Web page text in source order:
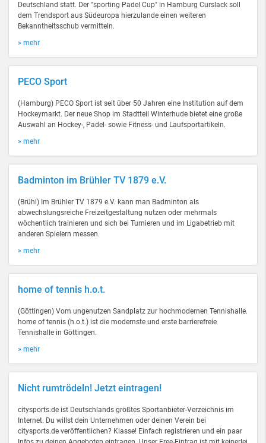
Deutschland statt. Der "sporting Padel Cup" in Hamburg Curslack soll
dem Trendsport aus Südeuropa hierzulande einen weiteren
Bekanntheitsschub vermitteln.
» mehr
PECO Sport
(Hamburg) PECO Sport ist seit über 50 Jahren eine Institution auf dem
Hockeymarkt. Der neue Shop im Stadtteil Winterhude bietet eine große
Auswahl an Hockey-, Padel- sowie Fitness- und Laufsportartikeln.
» mehr
Badminton im Brühler TV 1879 e.V.
(Brühl) Im Brühler TV 1879 e.V. kann man Badminton als
abwechslungsreiche Freizeitgestaltung nutzen oder mehrmals
wöchentlich trainieren und sich bei Turnieren und im Ligabetrieb mit
anderen Spielern messen.
» mehr
home of tennis h.o.t.
(Göttingen) Vom ungenutzen Sandplatz zur hochmodernen Tennishalle.
home of tennis (h.o.t.) ist die modernste und erste barrierefreie
Tennishalle in Göttingen.
» mehr
Nicht rumtrödeln! Jetzt eintragen!
citysports.de ist Deutschlands größtes Sportanbieter-Verzeichnis im
Internet. Du willst dein Unternehmen oder deinen Verein bei
citysports.de veröffentlichen? Klasse! Einfach registrieren und ein paar